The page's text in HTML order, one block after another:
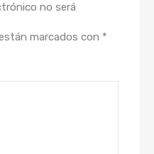
no será
marcados con *